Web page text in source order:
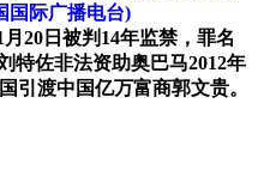
国际广播电台)
20日被判14年监禁，罪名
特佐非法资助奥巴马2012年
引渡中国亿万富商郭文贵。